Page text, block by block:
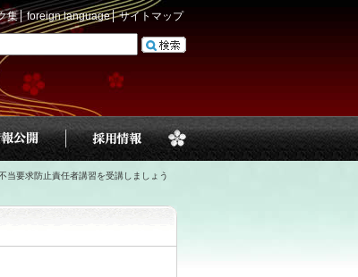
集 foreign language サイトマップ
当要求防止責任者講習を受講しましょう